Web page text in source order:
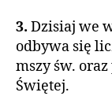
3. Dzisiaj we
odbywa się
mszy św.
Świętej.